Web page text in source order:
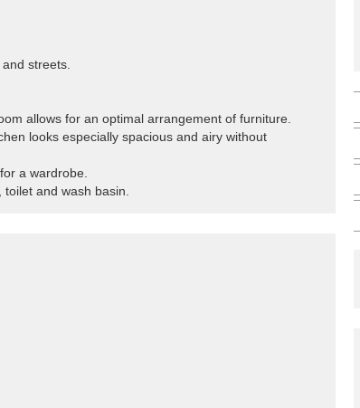
streets.
allows for an optimal arrangement of furniture.
looks especially spacious and airy without
a wardrobe.
and wash basin.